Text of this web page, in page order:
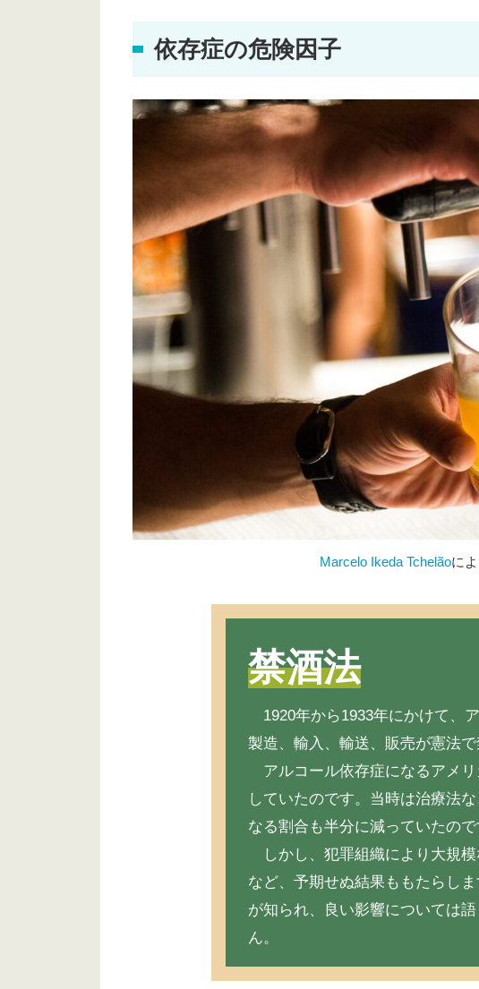
依存症の危険因子
Marcelo Ikeda Tchelãoに
禁酒法
1920年から1933年にかけて、
製造、輸入、輸送、販売が憲法で
アルコール依存症になるアメ
していたのです。当時は治療法
なる割合も半分に減っていたので
しかし、犯罪組織により大規模
など、予期せぬ結果ももたらし
が知られ、良い影響については
ん。